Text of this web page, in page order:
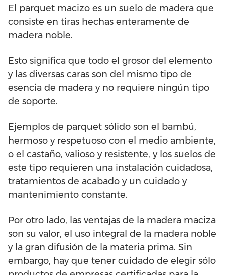
El parquet macizo es un suelo de madera que
consiste en tiras hechas enteramente de
madera noble.
Esto significa que todo el grosor del elemento
y las diversas caras son del mismo tipo de
esencia de madera y no requiere ningún tipo
de soporte.
Ejemplos de parquet sólido son el bambú,
hermoso y respetuoso con el medio ambiente,
o el castaño, valioso y resistente, y los suelos de
este tipo requieren una instalación cuidadosa,
tratamientos de acabado y un cuidado y
mantenimiento constante.
Por otro lado, las ventajas de la madera maciza
son su valor, el uso integral de la madera noble
y la gran difusión de la materia prima. Sin
embargo, hay que tener cuidado de elegir sólo